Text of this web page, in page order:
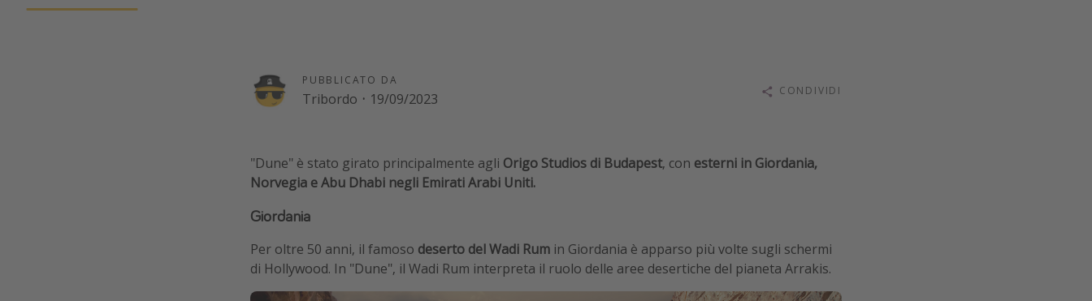
PUBBLICATO DA
Tribordo · 19/09/2023 CONDIVIDI
"Dune" è stato girato principalmente agli Origo Studios di Budapest, con esterni in Giordania,
Norvegia e Abu Dhabi negli Emirati Arabi Uniti.
Giordania
Per oltre 50 anni, il famoso deserto del Wadi Rum in Giordania è apparso più volte sugli schermi
di Hollywood. In "Dune", il Wadi Rum interpreta il ruolo delle aree desertiche del pianeta Arrakis.